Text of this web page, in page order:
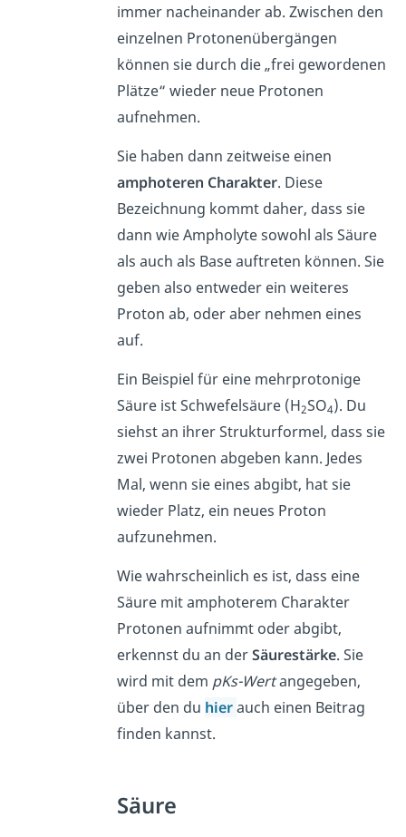
immer nacheinander ab. Zwischen den
einzelnen Protonenübergängen
können sie durch die „frei gewordenen
Plätze“ wieder neue Protonen
aufnehmen.
Sie haben dann zeitweise einen
amphoteren Charakter. Diese
Bezeichnung kommt daher, dass sie
dann wie Ampholyte sowohl als Säure
als auch als Base auftreten können. Sie
geben also entweder ein weiteres
Proton ab, oder aber nehmen eines
auf.
Ein Beispiel für eine mehrprotonige
Säure ist Schwefelsäure (H2SO4). Du
siehst an ihrer Strukturformel, dass sie
zwei Protonen abgeben kann. Jedes
Mal, wenn sie eines abgibt, hat sie
wieder Platz, ein neues Proton
aufzunehmen.
Wie wahrscheinlich es ist, dass eine
Säure mit amphoterem Charakter
Protonen aufnimmt oder abgibt,
erkennst du an derSäurestärke. Sie
wird mit dem pKs-Wertangegeben,
über den du hierauch einen Beitrag
finden kannst.
Säure